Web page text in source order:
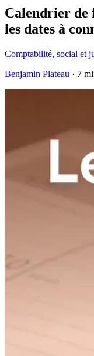
Calendrier de
les dates à
Comptabilité, social et
Benjamin Plateau · 7